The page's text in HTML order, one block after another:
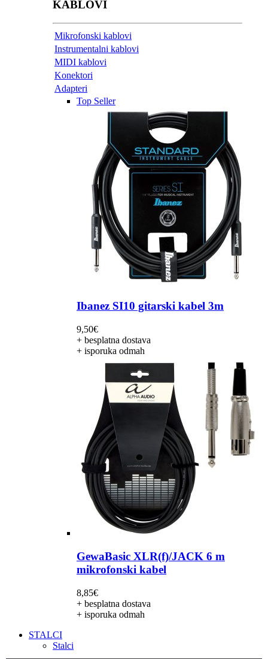
KABLOVI
Mikrofonski kablovi
Instrumentalni kablovi
MIDI kablovi
Konektori
Adapteri
Top Seller
Ibanez SI10 gitarski kabel 3m
9,50€
+ besplatna dostava
+ isporuka odmah
GewaBasic XLR(f)/JACK 6 m
mikrofonski kabel
8,85€
+ besplatna dostava
+ isporuka odmah
STALCI
Stalci